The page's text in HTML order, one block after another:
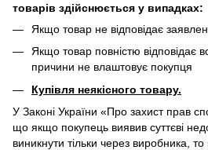
товарів здійснюється у випадках:
Якщо товар не відповідає
Якщо товар повністю відповідає
причини не влаштовує покупця
Купівля неякісного товару.
У Законі України «Про захист прав
що якщо покупець виявив суттєві
виникнути тільки через виробника,